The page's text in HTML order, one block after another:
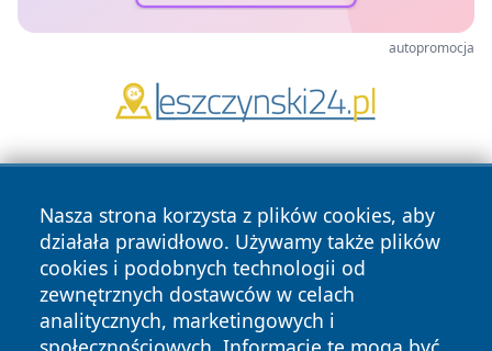
autopromocja
Nasza strona korzysta z plików cookies, aby
działała prawidłowo. Używamy także plików
cookies i podobnych technologii od
zewnętrznych dostawców w celach
analitycznych, marketingowych i
Copyright © 2026 wejherowski24.pl Wszystkie prawa
zastrzeżone.